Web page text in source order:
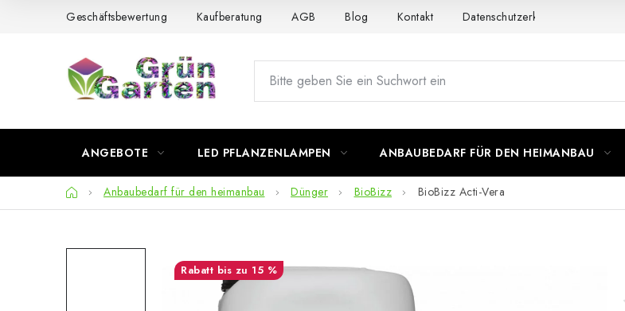
Geschäftsbewertung Kaufberatung AGB Blog Kontakt Datenschutzerklärung
ANGEBOTE LED PFLANZENLAMPEN ANBAUBEDARF FÜR DEN HEIMANBAU
StartseiteAnbaubedarf für den heimanbau Dünger BioBizz BioBizz Acti-Vera
bis zu 15 %